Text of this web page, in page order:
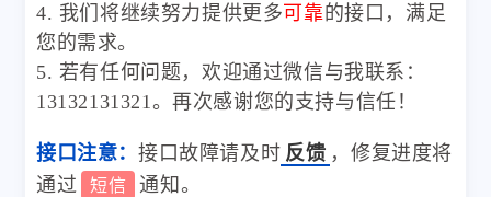
4. 我们将继续努力提供更多可靠的接口，满足
您的需求。
5. 若有任何问题，欢迎通过微信与我联系：
13132131321。再次感谢您的支持与信任！
接口注意： 接口故障请及时 反馈 ，修复进度将
通过
短信 通知。